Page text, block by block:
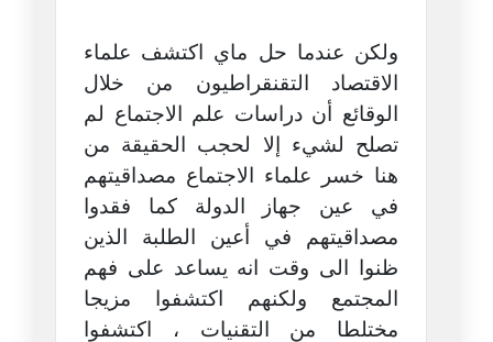
ولكن عندما حل ماي اكتشف علماء
الاقتصاد التقنقراطيون من خلال
الوقائع أن دراسات علم الاجتماع لم
تصلح لشيء إلا لحجب الحقيقة من
هنا خسر علماء الاجتماع مصداقيتهم
في عين جهاز الدولة كما فقدوا
مصداقيتهم في أعين الطلبة الذين
ظنوا الى وقت انه يساعد على فهم
المجتمع ولكنهم اكتشفوا مزيجا
مختلطا من التقنيات ، اكتشفوا